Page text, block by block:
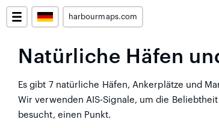
harbourmaps.com
Natürliche Häfen
Es gibt 7 natürliche Häfen, Ankerplätze und
Wir verwenden AIS-Signale, um die
besucht, einen Punkt.